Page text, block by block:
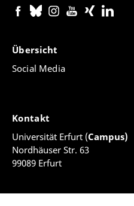
Übersicht
Social Media
Kontakt
Universität Erfurt (Campus)
Nordhäuser Str. 63
99089 Erfurt